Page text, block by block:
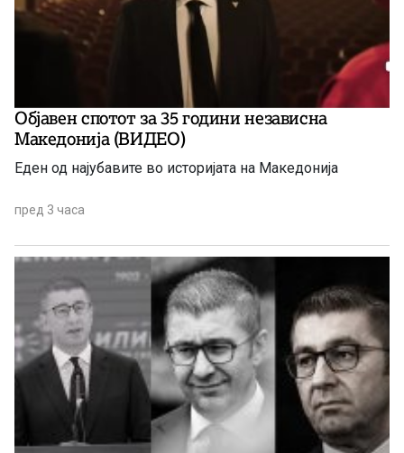
Објавен спотот за 35 години независна
Македонија (ВИДЕО)
Еден од најубавите во историјата на Македонија
пред 3 часа